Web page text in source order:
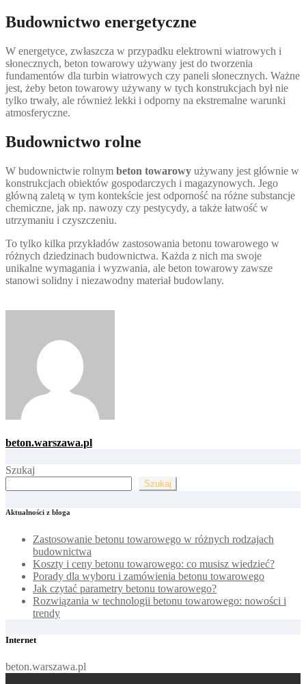
Budownictwo energetyczne
W energetyce, zwłaszcza w przypadku elektrowni wiatrowych i
słonecznych, beton towarowy używany jest do tworzenia
fundamentów dla turbin wiatrowych czy paneli słonecznych. Ważne
jest, żeby beton towarowy używany w tych konstrukcjach był nie
tylko trwały, ale również lekki i odporny na ekstremalne warunki
atmosferyczne.
Budownictwo rolne
W budownictwie rolnym beton towarowy używany jest głównie w
konstrukcjach obiektów gospodarczych i magazynowych. Jego
główną zaletą w tym kontekście jest odporność na różne substancje
chemiczne, jak np. nawozy czy pestycydy, a także łatwość w
utrzymaniu i czyszczeniu.
To tylko kilka przykładów zastosowania betonu towarowego w
różnych dziedzinach budownictwa. Każda z nich ma swoje
unikalne wymagania i wyzwania, ale beton towarowy zawsze
stanowi solidny i niezawodny materiał budowlany.
beton.warszawa.pl
Szukaj
Szukaj
Aktualności z bloga
Zastosowanie betonu towarowego w różnych rodzajach
budownictwa
Koszty i ceny betonu towarowego: co musisz wiedzieć?
Porady dla wyboru i zamówienia betonu towarowego
Jak czytać parametry betonu towarowego?
Rozwiązania w technologii betonu towarowego: nowości i
trendy
Internet
beton.warszawa.pl